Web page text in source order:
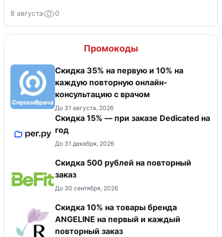
8 августа 0
Промокоды
Скидка 35% на первую и 10% на
каждую повторную онлайн-
консультацию с врачом
До 31 августа, 2026
Скидка 15% — при заказе Dedicated на
год
До 31 декабря, 2026
Скидка 500 рублей на повторный
заказ
До 30 сентября, 2026
Скидка 10% на товары бренда
ANGELINE на первый и каждый
повторный заказ